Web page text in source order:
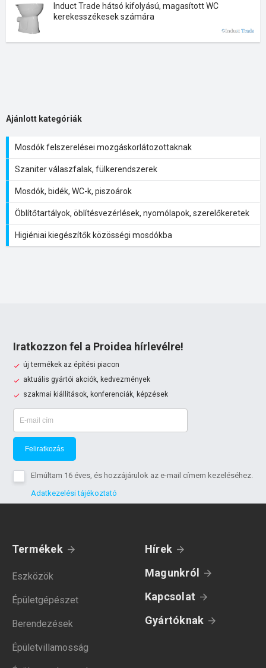
Induct Trade hátsó kifolyású, magasított WC
kerekesszékesek számára
Ajánlott kategóriák
Mosdók felszerelései mozgáskorlátozottaknak
Szaniter válaszfalak, fülkerendszerek
Mosdók, bidék, WC-k, piszoárok
Öblítőtartályok, öblítésvezérlések, nyomólapok, szerelőkeretek
Higiéniai kiegészítők közösségi mosdókba
Iratkozzon fel a Proidea hírlevélre!
új termékek az építési piacon
aktuális gyártói akciók, kedvezmények
szakmai kiállítások, konferenciák, képzések
Feliratkozás
Elmúltam 16 éves, és hozzájárulok az e-mail címem kezeléséhez.
Adatkezelési tájékoztató
Termékek
Eszközök
Épületgépészet
Berendezések
Épületvillamosság
Hírek
Magunkról
Kapcsolat
Gyártóknak